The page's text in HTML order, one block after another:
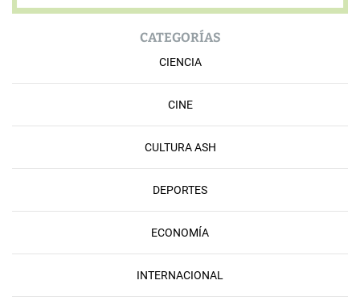
CATEGORÍAS
CIENCIA
CINE
CULTURA ASH
DEPORTES
ECONOMÍA
INTERNACIONAL